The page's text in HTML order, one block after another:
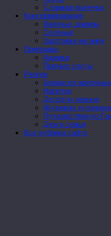
Сладкая выпечка
Консервирование
Варенье, джемы
Соленья
Заготовки на зиму
Приправы
Аджика
Пряные соусы
Разное
Блюда из
Напитки
Десерты разные
Журналы
Путешествие по
Дом и семья
Все рубрики сайта